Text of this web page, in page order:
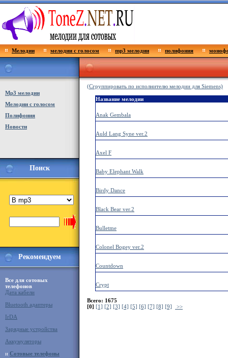
Мелодии мелодии с голосом mp3 мелодии полифония
Мp3 мелодии
Мелодии с голосом
Полифония
Новости
Поиск
Рекомендуем
Все для сотовых
телефонов
Дата кабели
Bluetooth адаптеры
IrDA
Зарядные устройства
Аккумуляторы
и Сотовые телефоны
(Сгруппировать по исполнителю мелодии для Siemens)
Название мелодии
Anak Gembala
Auld Lang Syne ver.2
Axel F
Baby Elephant Walk
Birdy Dance
Black Bear ver.2
Bulletme
Colonel Bogey ver.2
Countdown
Crypt
Всего: 1675
[0] [1] [2] [3] [4] [5] [6] [7] [8] [9] >>